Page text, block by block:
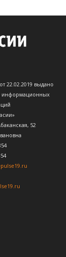
22.02.2019 выдано
информационных
52